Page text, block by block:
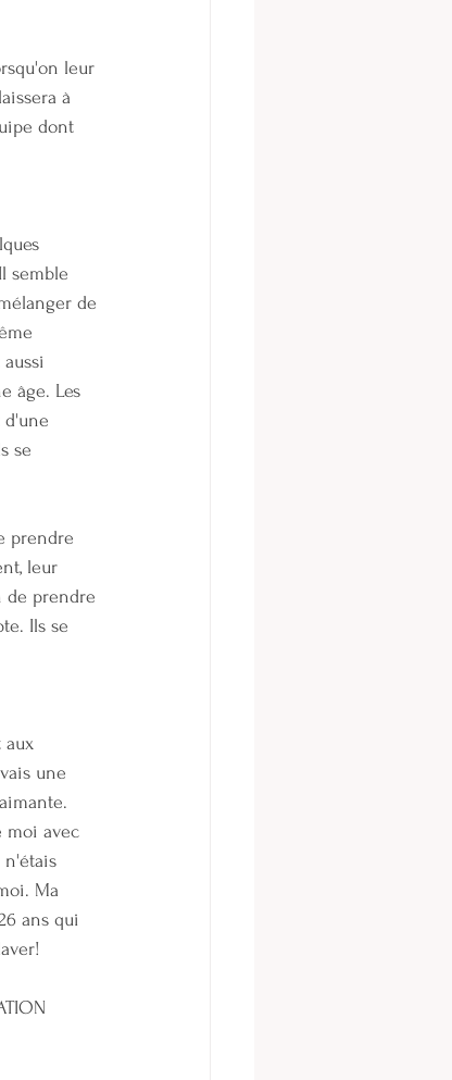
leur
à
dont
semble
de
âge. Les
d'une
se
prendre
leur
de prendre
Ils se
aux
une
moi avec
n'étais
Ma
ans qui